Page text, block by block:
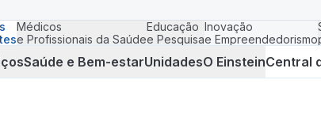
Médicos
e Profissionais da Saúde
Educação
e Pesquisa
Inovação
e Empreendedorismo
Saúde e Bem-estarUnidadesO EinsteinCentral